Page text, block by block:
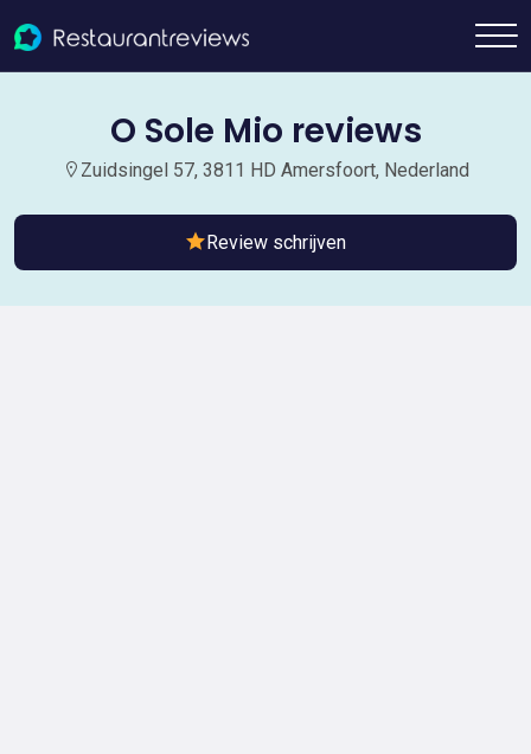
O Sole Mio reviews
Zuidsingel 57, 3811 HD Amersfoort, Nederland
Review schrijven